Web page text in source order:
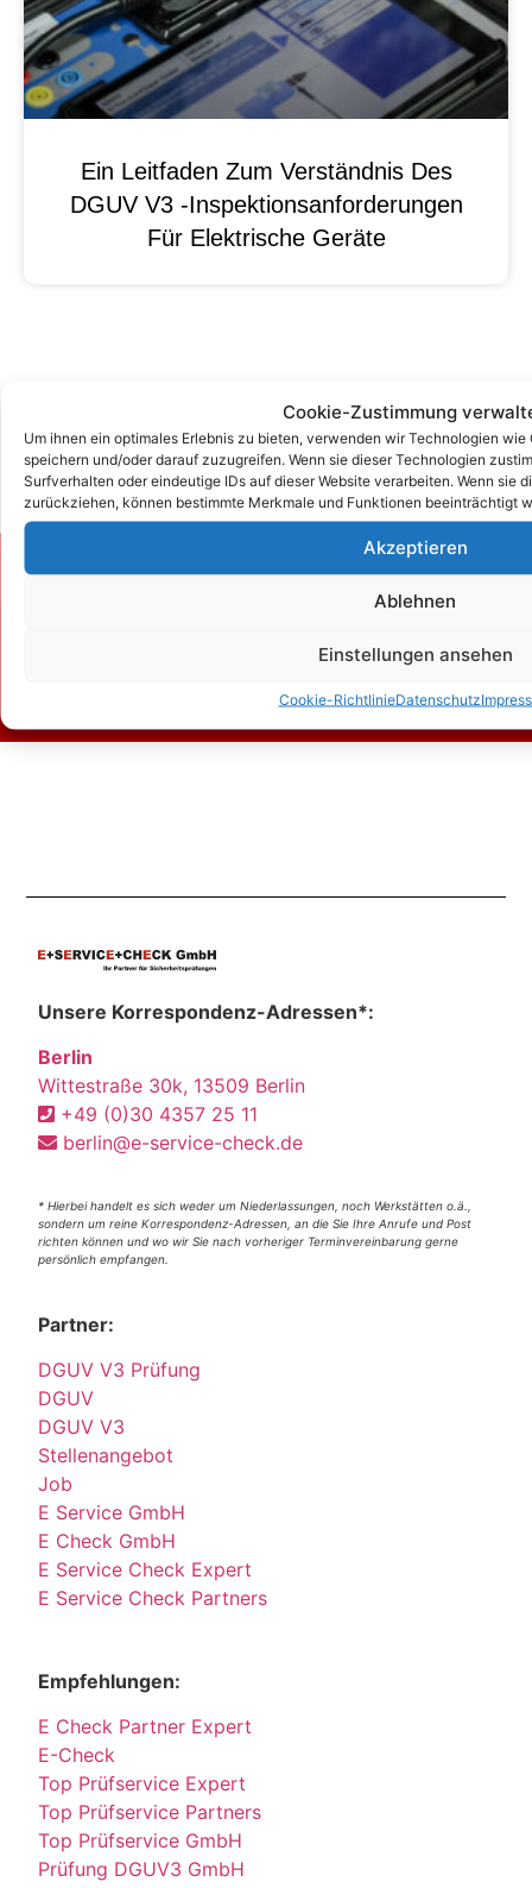
Cookie-Zustimmung
Um ihnen ein optimales Erlebnis zu bieten, verwenden wir Technologien
speichern und/oder darauf zuzugreifen. Wenn sie dieser Technologien
Surfverhalten oder eindeutige IDs auf dieser Website verarbeiten. Wenn sie
zurückziehen, können bestimmte Merkmale und Funktionen beeinträchtigt
Akzeptieren
Ablehnen
Einstellungen ansehen
Cookie-RichtlinieDatenschutz
Ein Leitfaden Zum Verständnis Des
DGUV V3 -Inspektionsanforderungen
Für Elektrische Geräte
Zum Kontaktformular
Unsere Korrespondenz-Adressen*:
Berlin
Wittestraße 30k, 13509 Berlin
+49 (0)30 4357 25 11
berlin@e-service-check.de
* Hierbei handelt es sich weder um Niederlassungen, noch Werkstätten o.ä.,
sondern um reine Korrespondenz-Adressen, an die Sie Ihre Anrufe und Post
richten können und wo wir Sie nach vorheriger Terminvereinbarung gerne
persönlich empfangen.
Partner:
DGUV V3 Prüfung
DGUV
DGUV V3
Stellenangebot
Job
E Service GmbH
E Check GmbH
E Service Check Expert
E Service Check Partners
Empfehlungen:
E Check Partner Expert
E-Check
Top Prüfservice Expert
Top Prüfservice Partners
Top Prüfservice GmbH
Prüfung DGUV3 GmbH